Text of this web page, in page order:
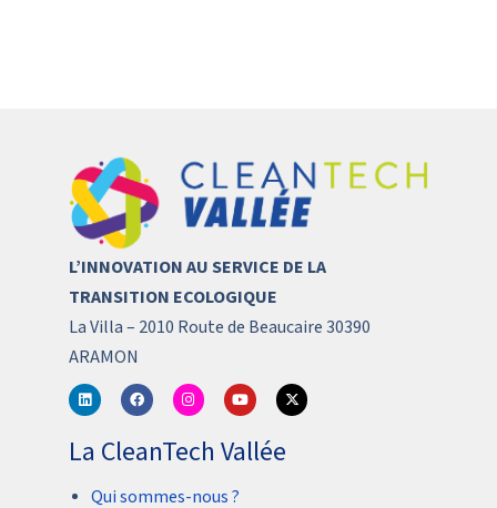
L’INNOVATION AU SERVICE DE LA
TRANSITION ECOLOGIQUE
La Villa – 2010 Route de Beaucaire 30390
ARAMON
La CleanTech Vallée
Qui sommes-nous ?